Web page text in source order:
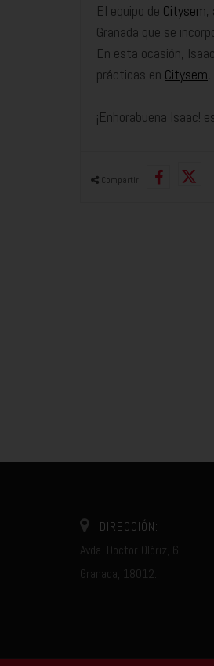
El equipo de Citysem,
Granada que se
En esta ocasión,
prácticas en Citysem
¡Enhorabuena Isaac!
Compartir
DIRECCIÓN:
Avda. Doctor Olóriz, 6.
Granada, 18012.